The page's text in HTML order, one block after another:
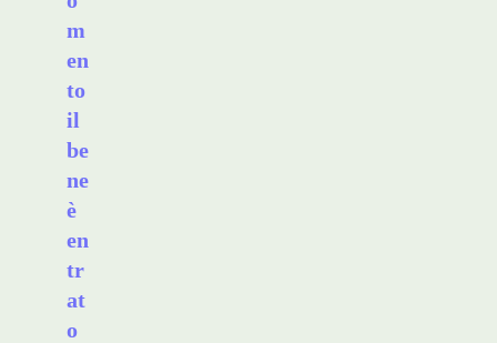
m
en
to
il
be
ne
è
en
tr
at
o